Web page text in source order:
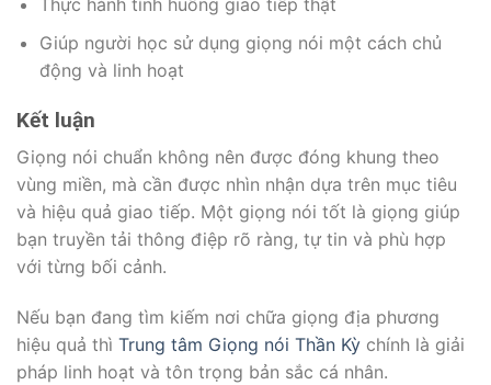
Thực hành tình huống giao tiếp thật
Giúp người học sử dụng giọng nói một cách chủ
động và linh hoạt
Kết luận
Giọng nói chuẩn không nên được đóng khung theo
vùng miền, mà cần được nhìn nhận dựa trên mục tiêu
và hiệu quả giao tiếp. Một giọng nói tốt là giọng giúp
bạn truyền tải thông điệp rõ ràng, tự tin và phù hợp
với từng bối cảnh.
Nếu bạn đang tìm kiếm nơi chữa giọng địa phương
hiệu quả thì Trung tâm Giọng nói Thần Kỳ chính là giải
pháp linh hoạt và tôn trọng bản sắc cá nhân.